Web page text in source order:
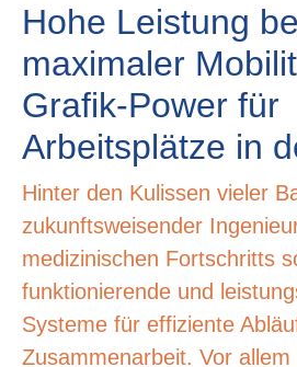
Hohe Leistung
maximaler
Grafik-Power für
Arbeitsplätze in
Hinter den Kulissen vieler
zukunftsweisender
medizinischen Fortschritts
funktionierende und
Systeme für effiziente
Zusammenarbeit. Vor